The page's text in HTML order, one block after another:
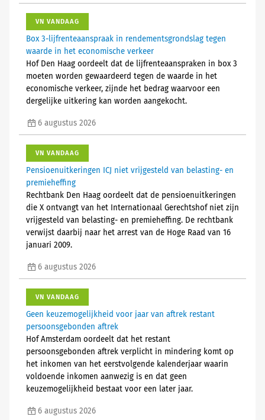
VN VANDAAG
Box 3-lijfrenteaanspraak in rendementsgrondslag tegen
waarde in het economische verkeer
Hof Den Haag oordeelt dat de lijfrenteaanspraken in box 3
moeten worden gewaardeerd tegen de waarde in het
economische verkeer, zijnde het bedrag waarvoor een
dergelijke uitkering kan worden aangekocht.
6 augustus 2026
VN VANDAAG
Pensioenuitkeringen ICJ niet vrijgesteld van belasting- en
premieheffing
Rechtbank Den Haag oordeelt dat de pensioenuitkeringen
die X ontvangt van het Internationaal Gerechtshof niet zijn
vrijgesteld van belasting- en premieheffing. De rechtbank
verwijst daarbij naar het arrest van de Hoge Raad van 16
januari 2009.
6 augustus 2026
VN VANDAAG
Geen keuzemogelijkheid voor jaar van aftrek restant
persoonsgebonden aftrek
Hof Amsterdam oordeelt dat het restant
persoonsgebonden aftrek verplicht in mindering komt op
het inkomen van het eerstvolgende kalenderjaar waarin
voldoende inkomen aanwezig is en dat geen
keuzemogelijkheid bestaat voor een later jaar.
6 augustus 2026